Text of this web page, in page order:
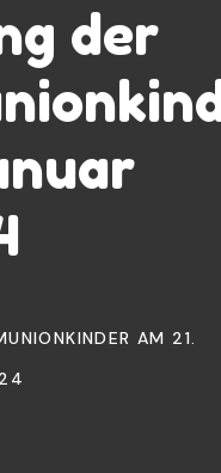
der
AM 21.